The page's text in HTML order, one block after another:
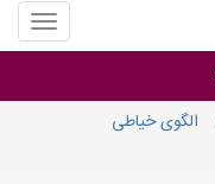
منوی
سایت
فروشی
الگوی خیاطی